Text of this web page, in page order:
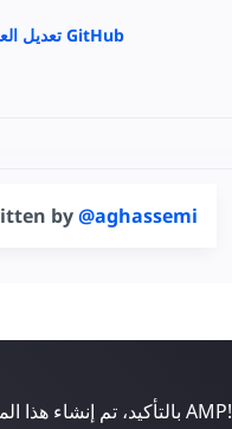
تعديل العينة على GitHub
by@aghassemi
بالتأكيد، تم إنشاء هذا الموقع بواسطة AMP!